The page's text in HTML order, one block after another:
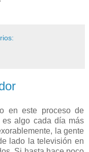
en este proceso de
es algo cada día más
la gente
lado la televisión en